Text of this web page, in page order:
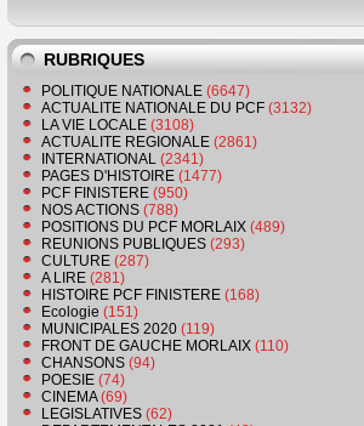
RUBRIQUES
POLITIQUE NATIONALE (6647)
ACTUALITE NATIONALE DU PCF (3132)
LA VIE LOCALE (3108)
ACTUALITE REGIONALE (2861)
INTERNATIONAL (2341)
PAGES D'HISTOIRE (1477)
PCF FINISTERE (950)
NOS ACTIONS (788)
POSITIONS DU PCF MORLAIX (489)
REUNIONS PUBLIQUES (293)
CULTURE (287)
A LIRE (281)
HISTOIRE PCF FINISTERE (168)
Ecologie (151)
MUNICIPALES 2020 (119)
FRONT DE GAUCHE MORLAIX (110)
CHANSONS (94)
POESIE (74)
CINEMA(69)
LEGISLATIVES (62)